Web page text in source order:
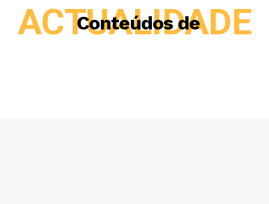
Conteúdos de
ACTUALIDADE